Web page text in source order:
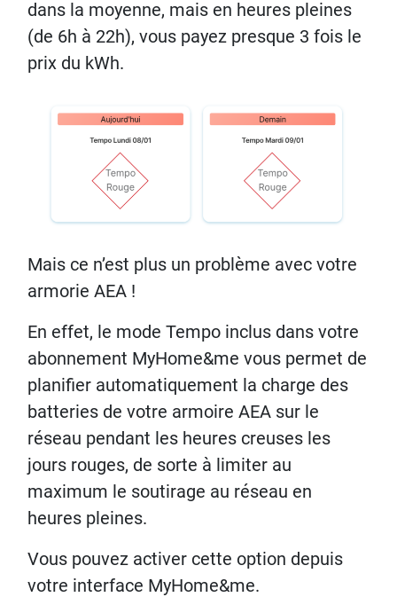
dans la moyenne, mais en heures pleines
(de 6h à 22h), vous payez presque 3 fois le
prix du kWh.
Mais ce n’est plus un problème avec votre
armorie AEA !
En effet, le mode Tempo inclus dans votre
abonnement MyHome&me vous permet de
planifier automatiquement la charge des
batteries de votre armoire AEA sur le
réseau pendant les heures creuses les
jours rouges, de sorte à limiter au
maximum le soutirage au réseau en
heures pleines.
Vous pouvez activer cette option depuis
votre interface MyHome&me.